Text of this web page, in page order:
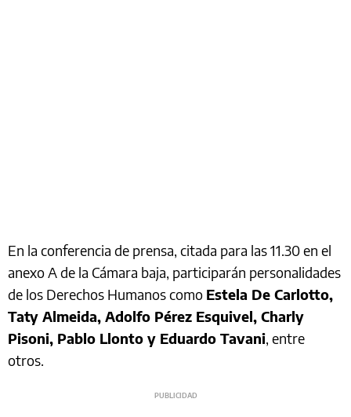
En la conferencia de prensa, citada para las 11.30 en el
anexo A de la Cámara baja, participarán personalidades
de los Derechos Humanos como Estela De Carlotto,
Taty Almeida, Adolfo Pérez Esquivel, Charly
Pisoni, Pablo Llonto y Eduardo Tavani, entre
otros.